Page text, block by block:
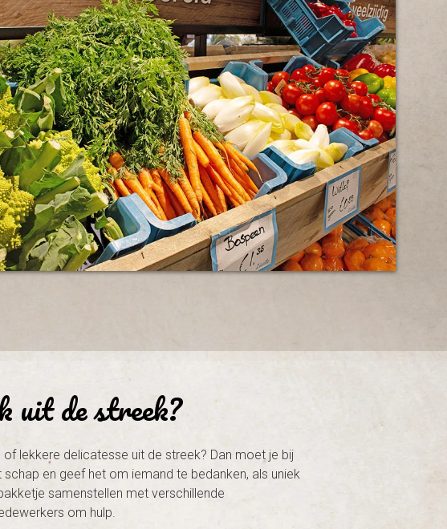
uit de streek?
lekkere delicatesse uit de streek? Dan moet je bij
en geef het om iemand te bedanken, als uniek
samenstellen met verschillende
om hulp.